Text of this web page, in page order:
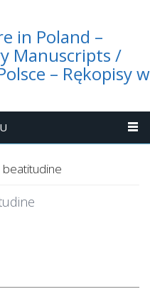
in Poland –
Manuscripts /
– Rękopisy w
beatitudine